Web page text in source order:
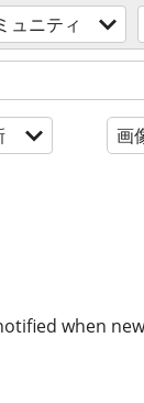
ュニティ
画
when